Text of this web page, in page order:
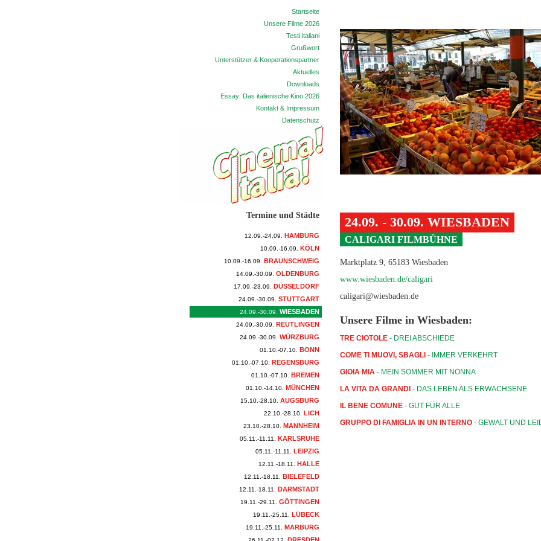
Startseite
Unsere Filme 2026
Testi italiani
Grußwort
Unterstützer & Kooperationspartner
Aktuelles
Downloads
Essay: Das italienische Kino 2026
Kontakt & Impressum
Datenschutz
Termine und Städte
12.09.-24.09. HAMBURG
10.09.-16.09. KÖLN
10.09.-16.09. BRAUNSCHWEIG
14.09.-30.09. OLDENBURG
17.09.-23.09. DÜSSELDORF
24.09.-30.09. STUTTGART
24.09.-30.09. WIESBADEN
24.09.-30.09. REUTLINGEN
24.09.-30.09. WÜRZBURG
01.10.-07.10. BONN
01.10.-07.10. REGENSBURG
01.10.-07.10. BREMEN
01.10.-14.10. MÜNCHEN
15.10.-28.10. AUGSBURG
22.10.-28.10. LICH
23.10.-28.10. MANNHEIM
05.11.-11.11. KARLSRUHE
05.11.-11.11. LEIPZIG
12.11.-18.11. HALLE
12.11.-18.11. BIELEFELD
12.11.-18.11. DARMSTADT
19.11.-29.11. GÖTTINGEN
19.11.-25.11. LÜBECK
19.11.-25.11. MARBURG
24.09. - 30.09. WIESBADEN
CALIGARI FILMBÜHNE
Marktplatz 9, 65183 Wiesbaden
www.wiesbaden.de/caligari
caligari@wiesbaden.de
Unsere Filme in Wiesbaden:
TRE CIOTOLE - DREI ABSCHIEDE
COME TI MUOVI, SBAGLI - IMMER VERKEHRT
GIOIA MIA - MEIN SOMMER MIT NONNA
LA VITA DA GRANDI - DAS LEBEN ALS ERWACHSENE
IL BENE COMUNE - GUT FÜR ALLE
GRUPPO DI FAMIGLIA IN UN INTERNO - GEWALT UND